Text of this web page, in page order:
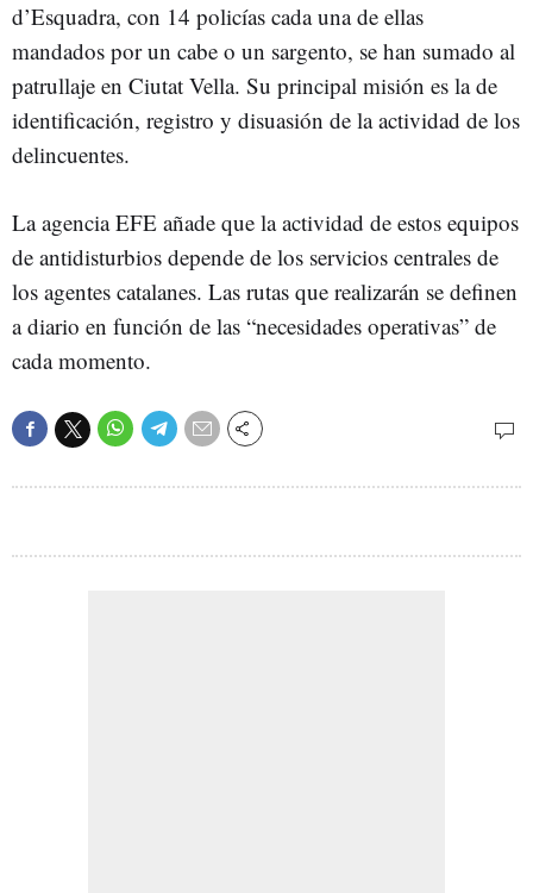
d’Esquadra, con 14 policías cada una de ellas
mandados por un cabe o un sargento, se han sumado al
patrullaje en Ciutat Vella. Su principal misión es la de
identificación, registro y disuasión de la actividad de los
delincuentes.
La agencia EFE añade que la actividad de estos equipos
de antidisturbios depende de los servicios centrales de
los agentes catalanes. Las rutas que realizarán se definen
a diario en función de las “necesidades operativas” de
cada momento.